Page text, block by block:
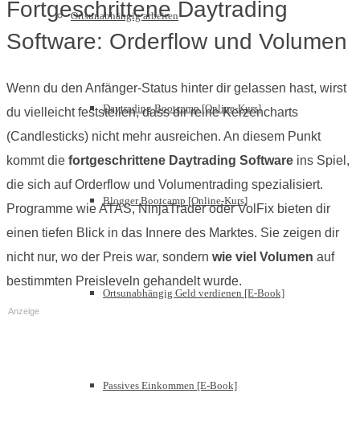
Ortsunabhängig arbeiten
Daytrading Bootcamp [Online-Kurs]
Blogger Bootcamp [Online-Kurs]
Ortsunabhängig Geld verdienen [E-Book]
Passives Einkommen [E-Book]
Fortgeschrittene Daytrading
Software: Orderflow und Volumen
Wenn du den Anfänger-Status hinter dir gelassen hast, wirst
du vielleicht feststellen, dass dir reine Kerzencharts
(Candlesticks) nicht mehr ausreichen. An diesem Punkt
kommt die fortgeschrittene Daytrading Software ins Spiel,
die sich auf Orderflow und Volumentrading spezialisiert.
Programme wie ATAS, NinjaTrader oder VolFix bieten dir
einen tiefen Blick in das Innere des Marktes. Sie zeigen dir
nicht nur, wo der Preis war, sondern wie viel Volumen auf
bestimmten Preisleveln gehandelt wurde.
Anzeige